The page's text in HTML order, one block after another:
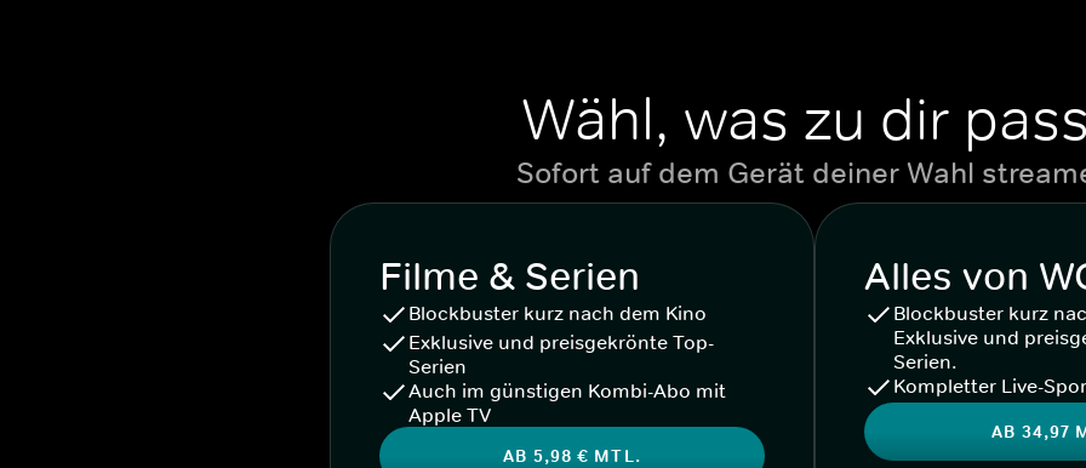
Wähl, was zu dir
Sofort auf dem Gerät deiner Wahl
Filme & Serien
Blockbuster kurz nach dem Kino
Exklusive und preisgekrönte Top-
Serien
Auch im günstigen Kombi-Abo mit
Apple TV
AB 5,98 € MTL.
Alles von
Blockbuster kurz
Exklusive und
Serien.
Kompletter Live-
AB 34,97